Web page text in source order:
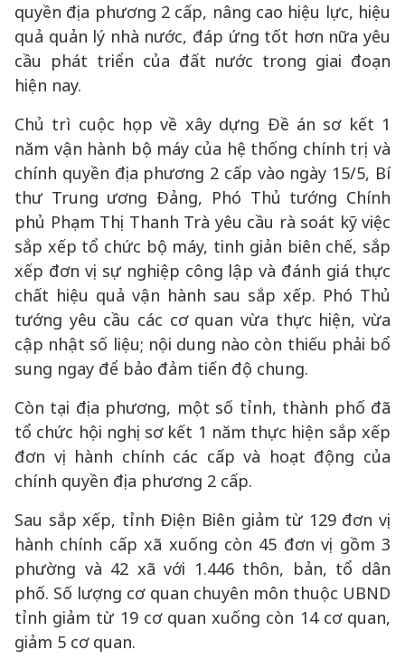
quyền địa phương 2 cấp, nâng cao hiệu lực, hiệu
quả quản lý nhà nước, đáp ứng tốt hơn nữa yêu
cầu phát triển của đất nước trong giai đoạn
hiện nay.
Chủ trì cuộc họp về xây dựng Đề án sơ kết 1
năm vận hành bộ máy của hệ thống chính trị và
chính quyền địa phương 2 cấp vào ngày 15/5, Bí
thư Trung ương Đảng, Phó Thủ tướng Chính
phủ Phạm Thị Thanh Trà yêu cầu rà soát kỹ việc
sắp xếp tổ chức bộ máy, tinh giản biên chế, sắp
xếp đơn vị sự nghiệp công lập và đánh giá thực
chất hiệu quả vận hành sau sắp xếp. Phó Thủ
tướng yêu cầu các cơ quan vừa thực hiện, vừa
cập nhật số liệu; nội dung nào còn thiếu phải bổ
sung ngay để bảo đảm tiến độ chung.
Còn tại địa phương, một số tỉnh, thành phố đã
tổ chức hội nghị sơ kết 1 năm thực hiện sắp xếp
đơn vị hành chính các cấp và hoạt động của
chính quyền địa phương 2 cấp.
Sau sắp xếp, tỉnh Điện Biên giảm từ 129 đơn vị
hành chính cấp xã xuống còn 45 đơn vị gồm 3
phường và 42 xã với 1.446 thôn, bản, tổ dân
phố. Số lượng cơ quan chuyên môn thuộc UBND
tỉnh giảm từ 19 cơ quan xuống còn 14 cơ quan,
giảm 5 cơ quan.